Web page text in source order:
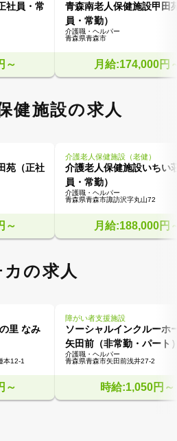
社員・常
～
青森南老人保健施設甲田
員・常勤）
介護職・ヘルパー
青森県青森市
月給:174,000円
健施設の求人
苑（正社
～
介護老人保健施設（老健）
介護老人保健施設いちい
員・常勤）
介護職・ヘルパー
青森県青森市諏訪沢字丸山72
月給:188,000円
の求人
里 なみ
本12-1
～
障がい者支援施設
ソーシャルインクルーホ
矢田前（非常勤・パート
介護職・ヘルパー
青森県青森市矢田前浅井27-2
時給:1,050円～